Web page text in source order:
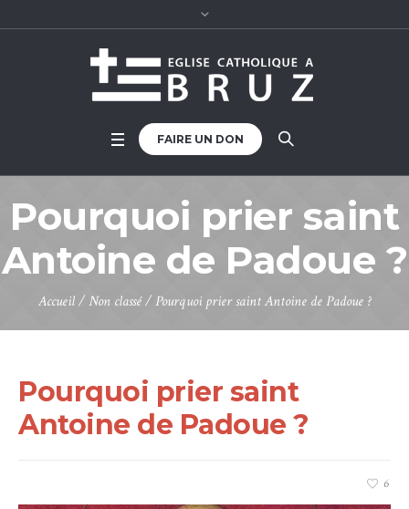
FAIRE UN DON
Pourquoi prier saint
Antoine de Padoue ?
Accueil /Non classé /Pourquoi prier saint Antoine de Padoue ?
Pourquoi prier saint
Antoine de Padoue ?
6